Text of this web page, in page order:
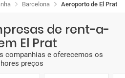
Aeroporto de El Prat
Barcelona
de rent-a-
El Prat
companhias e oferecemos os
preços